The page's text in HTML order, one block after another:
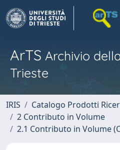
ArTS Archivio
Trieste
IRIS
Catalogo Prodotti
2 Contributo in Volume
2.1 Contributo in Volume